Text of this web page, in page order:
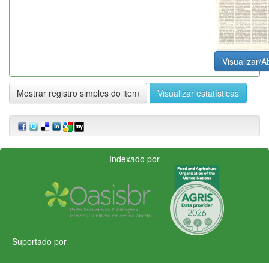
Visualizar/
Mostrar registro simples do item Visualizar estatísticas
Indexado por
Suportado por